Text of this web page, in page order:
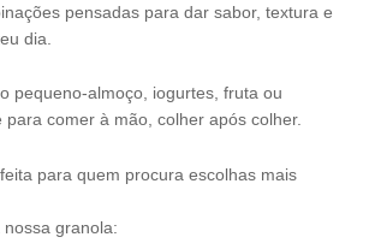
pensadas para dar sabor, textura e
dia.
pequeno-almoço, iogurtes, fruta ou
para comer à mão, colher após colher.
para quem procura escolhas mais
granola: